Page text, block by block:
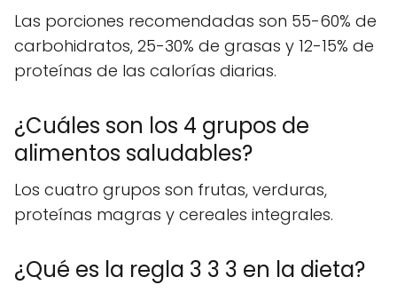
Las porciones recomendadas son 55-60% de
carbohidratos, 25-30% de grasas y 12-15% de
proteínas de las calorías diarias.
¿Cuáles son los 4 grupos de
alimentos saludables?
Los cuatro grupos son frutas, verduras,
proteínas magras y cereales integrales.
¿Qué es la regla 3 3 3 en la dieta?